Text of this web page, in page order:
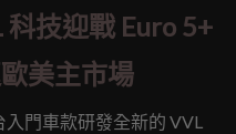
技迎戰 Euro 5+
美主市場
門車款研發全新的 VVL